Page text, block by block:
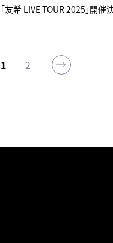
「友希 LIVE TOUR 2025」開催
1 2